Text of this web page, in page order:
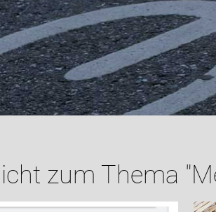
zum Thema